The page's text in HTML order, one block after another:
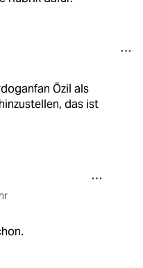
Özil als
das ist